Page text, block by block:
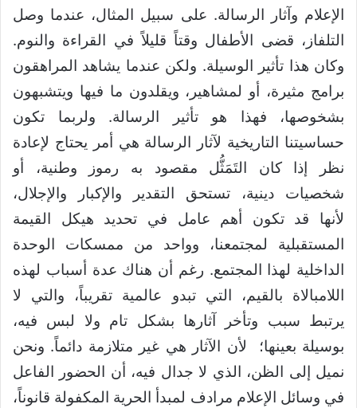
الإعلام وآثار الرسالة. على سبيل المثال، عندما وصل
التلفاز، قضى الأطفال وقتاً قليلاً في القراءة والنوم.
وكان هذا تأثير الوسيلة. ولكن عندما يشاهد المراهقون
برامج مثيرة، أو لمشاهير، ويقلدون ما فيها ويتشبهون
بشخوصها، فهذا هو تأثير الرسالة. ولربما تكون
حساسيتنا التاريخية لآثار الرسالة هي أمر يحتاج لإعادة
نظر إذا كان التَمَثُّل مقصود به رموز وطنية، أو
شخصيات دينية، تستحق التقدير والإكبار والإجلال،
لأنها قد تكون أهم عامل في تحديد هيكل القيمة
المستقبلية لمجتمعنا، وواحد من ممسكات الوحدة
الداخلية لهذا المجتمع. رغم أن هناك عدة أسباب لهذه
اللامبالاة بالقيم، التي تبدو عالمية تقريباً، والتي لا
يرتبط سبب وتأخر آثارها بشكل تام ولا لبس فيه،
بوسيلة بعينها؛ لأن الآثار هي غير متلازمة دائماً. ونحن
نميل إلى الظن، الذي لا جدال فيه، أن الحضور الفاعل
في وسائل الإعلام مرادف لمبدأ الحرية المكفولة قانوناً،